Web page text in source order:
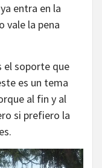
entra en la
vale la pena
el soporte que
es un tema
al fin y al
si prefiero la